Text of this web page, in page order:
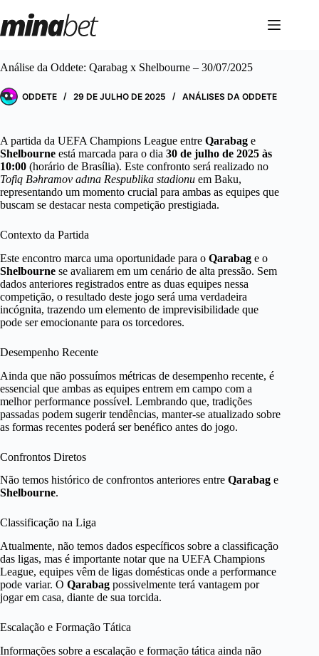
para
o
Análise da Oddete: Qarabag x Shelbourne – 30/07/2025
ODDETE 29 DE JULHO DE 2025 ANÁLISES DA ODDETE
A partida da UEFA Champions League entre Qarabag e
Shelbourne está marcada para o dia 30 de julho de 2025 às
10:00 (horário de Brasília). Este confronto será realizado no
Tofiq Bəhramov adına Respublika stadionu em Baku,
representando um momento crucial para ambas as equipes que
buscam se destacar nesta competição prestigiada.
Contexto da Partida
Este encontro marca uma oportunidade para o Qarabag e o
Shelbourne se avaliarem em um cenário de alta pressão. Sem
dados anteriores registrados entre as duas equipes nessa
competição, o resultado deste jogo será uma verdadeira
incógnita, trazendo um elemento de imprevisibilidade que
pode ser emocionante para os torcedores.
Desempenho Recente
Ainda que não possuímos métricas de desempenho recente, é
essencial que ambas as equipes entrem em campo com a
melhor performance possível. Lembrando que, tradições
passadas podem sugerir tendências, manter-se atualizado sobre
as formas recentes poderá ser benéfico antes do jogo.
Confrontos Diretos
Não temos histórico de confrontos anteriores entre Qarabag e
Shelbourne.
Classificação na Liga
Atualmente, não temos dados específicos sobre a classificação
das ligas, mas é importante notar que na UEFA Champions
League, equipes vêm de ligas domésticas onde a performance
pode variar. O Qarabag possivelmente terá vantagem por
jogar em casa, diante de sua torcida.
Escalação e Formação Tática
Informações sobre a escalação e formação tática ainda não